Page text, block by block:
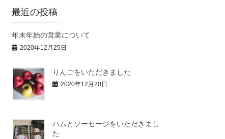
最近の投稿
年末年始の営業について
2020年12月25日
りんごをいただきました
2020年12月20日
ハムとソーセージをいただきまし
た